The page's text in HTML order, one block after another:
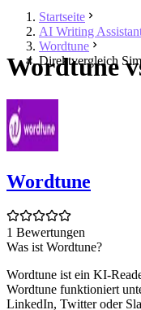
Startseite
AI Writing
Wordtune
Direktvergleich
Wordtune
Wordtune
1 Bewertungen
Was ist Wordtune?
Wordtune ist ein KI-
Wordtune funktioniert
LinkedIn, Twitter oder